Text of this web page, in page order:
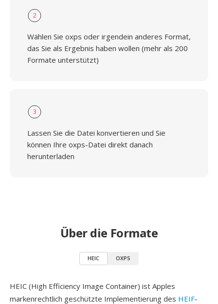
2
Wählen Sie oxps oder irgendein anderes Format,
das Sie als Ergebnis haben wollen (mehr als 200
Formate unterstützt)
3
Lassen Sie die Datei konvertieren und Sie
können Ihre oxps-Datei direkt danach
herunterladen
Über die Formate
HEIC OXPS
HEIC (High Efficiency Image Container) ist Apples
markenrechtlich geschützte Implementierung des HEIF-